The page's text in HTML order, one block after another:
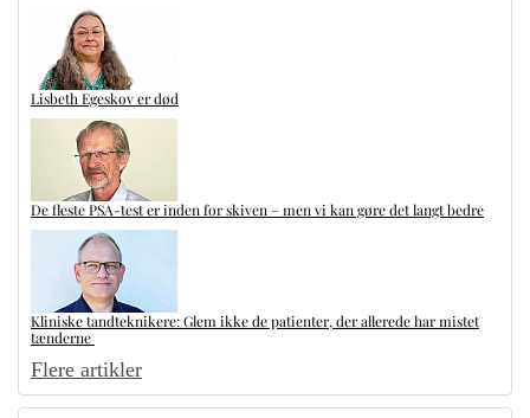
Lisbeth Egeskov er død
De fleste PSA-test er inden for skiven – men vi kan gøre det langt bedre
Kliniske tandteknikere: Glem ikke de patienter, der allerede har mistet
tænderne
Flere artikler